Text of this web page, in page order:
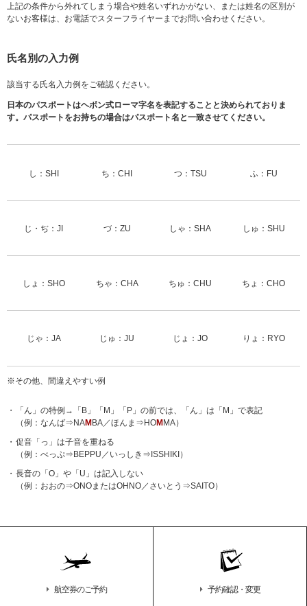
上記の条件から外れてしまう場合や姓名いずれかがない、または姓名の区別が
ないお客様は、お電話でスターフライヤーまでお問い合わせください。
氏名別の入力例
該当する氏名入力例をご確認ください。
日本のパスポートはヘボン式ローマ字名を表記することと決められておりま
す。パスポートをお持ちの場合はパスポート名と一致させてください。
し：SHI ち：CHI つ：TSU ふ：FU
じ・ぢ：JI づ：ZU しゃ：SHA しゅ：SHU
しょ：SHO ちゃ：CHA ちゅ：CHU ちょ：CHO
じゃ：JA じゅ：JU じょ：JO りょ：RYO
※その他、間違えやすい例
「ん」の特例→「B」「M」「P」の前では、「ん」は「M」で表記
（例：なんば⇒NAM BA／ほんま⇒HOM MA）
促音「っ」は子音を重ねる
（例：べっぷ⇒BEPPU／いっしき⇒ISSHIKI）
長音の「O」や「U」は記入しない
（例：おおの⇒ONOまたはOHNO／さいとう⇒SAITO）
航空券のご予約 予約確認・変更